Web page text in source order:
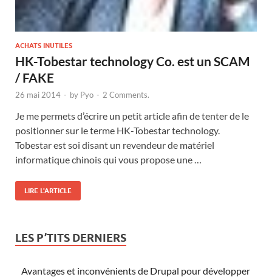
ACHATS INUTILES
HK-Tobestar technology Co. est un SCAM
/ FAKE
26 mai 2014 - by Pyo - 2 Comments.
Je me permets d’écrire un petit article afin de tenter de le
positionner sur le terme HK-Tobestar technology.
Tobestar est soi disant un revendeur de matériel
informatique chinois qui vous propose une …
LIRE L'ARTICLE
LES P’TITS DERNIERS
Avantages et inconvénients de Drupal pour développer